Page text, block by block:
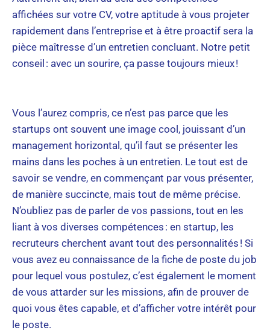
affichées sur votre CV, votre aptitude à vous projeter
rapidement dans l’entreprise et à être proactif sera la
pièce maîtresse d’un entretien concluant. Notre petit
conseil : avec un sourire, ça passe toujours mieux !
Vous l’aurez compris, ce n’est pas parce que les
startups ont souvent une image cool, jouissant d’un
management horizontal, qu’il faut se présenter les
mains dans les poches à un entretien. Le tout est de
savoir se vendre, en commençant par vous présenter,
de manière succincte, mais tout de même précise.
N’oubliez pas de parler de vos passions, tout en les
liant à vos diverses compétences : en startup, les
recruteurs cherchent avant tout des personnalités ! Si
vous avez eu connaissance de la fiche de poste du job
pour lequel vous postulez, c’est également le moment
de vous attarder sur les missions, afin de prouver de
quoi vous êtes capable, et d’afficher votre intérêt pour
le poste.